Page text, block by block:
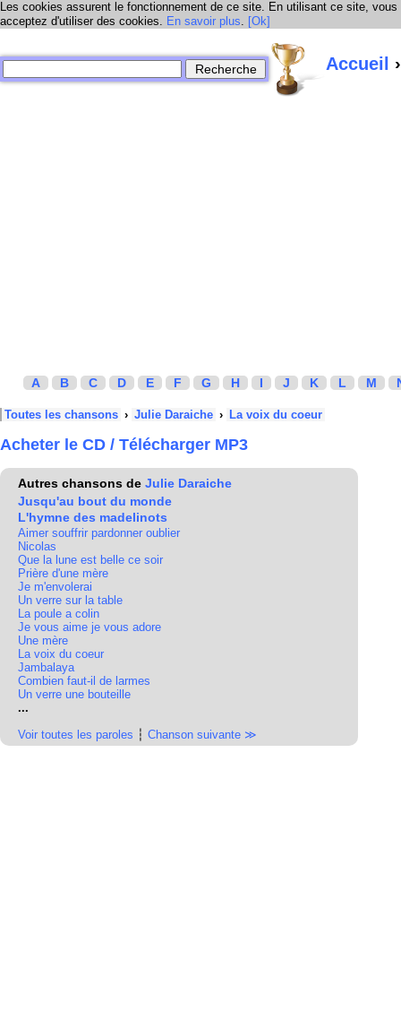
Les cookies assurent le fonctionnement de ce site. En utilisant ce site, vous
acceptez d'utiliser des cookies. En savoir plus. [Ok]
Accueil
A B C D E F G H I J K L M
Toutes les chansons › Julie Daraiche › La voix du coeur
Acheter le CD / Télécharger MP3
Autres chansons de Julie Daraiche
Jusqu'au bout du monde
L'hymne des madelinots
Aimer souffrir pardonner oublier
Nicolas
Que la lune est belle ce soir
Prière d'une mère
Je m'envolerai
Un verre sur la table
La poule a colin
Je vous aime je vous adore
Une mère
La voix du coeur
Jambalaya
Combien faut-il de larmes
Un verre une bouteille
...
Voir toutes les paroles ┆ Chanson suivante ≫